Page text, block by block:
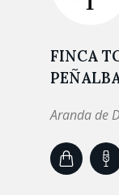
FINCA
Aranda de